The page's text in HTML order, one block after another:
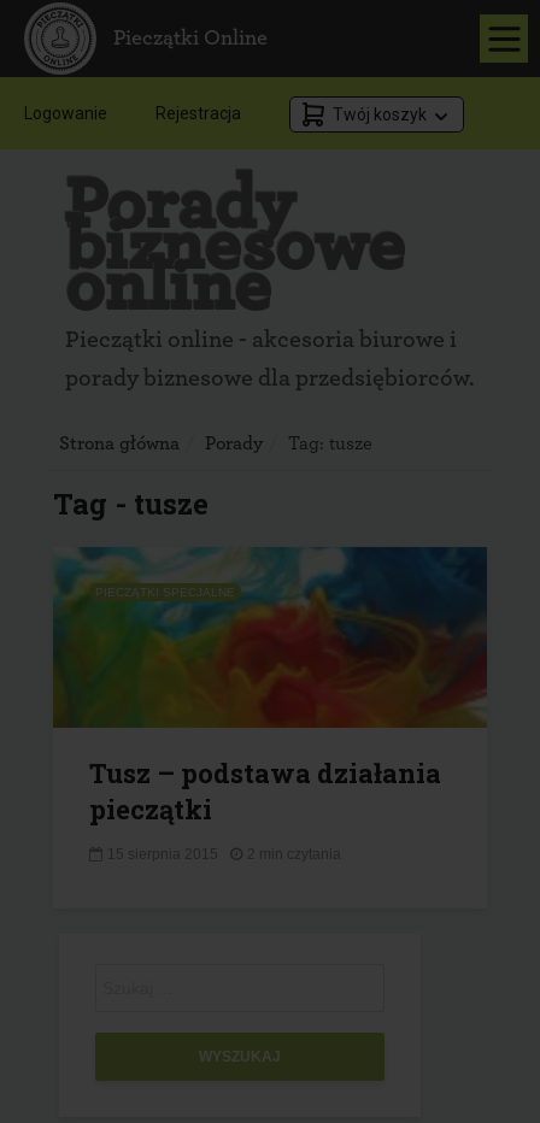
Pieczątki Online
Logowanie Rejestracja Twój koszyk
Porady
biznesowe
online
Pieczątki online - akcesoria biurowe i
porady biznesowe dla przedsiębiorców.
Strona główna Porady Tag: tusze
Tag - tusze
PIECZĄTKI SPECJALNE
Tusz – podstawa działania
pieczątki
15 sierpnia 2015 2 min czytania
WYSZUKAJ